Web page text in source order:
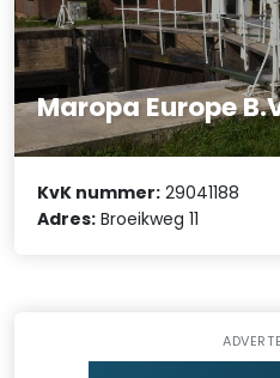
Maropa Europe
KvK nummer: 29041188
Adres: Broeikweg 11